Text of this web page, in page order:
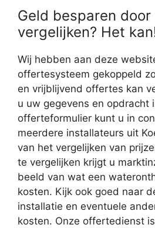
Geld besparen
vergelijken? Het
Wij hebben aan deze
offertesysteem gekoppeld
en vrijblijvend offertes kan
u uw gegevens en opdracht
offerteformulier kunt u in
meerdere installateurs uit
van het vergelijken van
te vergelijken krijgt u
beeld van wat een
kosten. Kijk ook goed naar
installatie en eventuele
kosten. Onze offertedienst